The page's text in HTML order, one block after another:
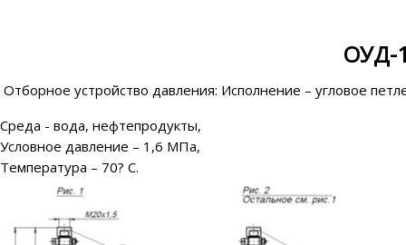
ОУД-
Отборное устройство давления: Исполнение – угловое
Среда - вода, нефтепродукты,
Условное давление – 1,6 МПа,
Температура – 70? С.